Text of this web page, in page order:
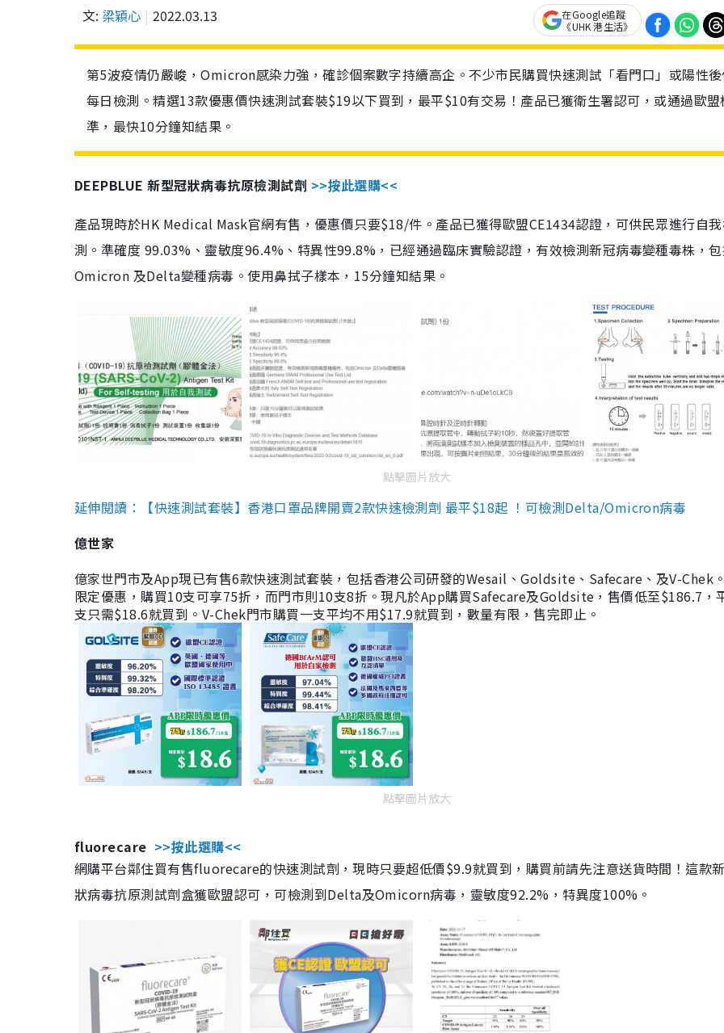
文: 梁穎心 2022.03.13
在Google追蹤
《UHK 港生活》
第5波疫情仍嚴峻，Omicron感染力強，確診個案數字持續高企。不少市民購買快速測試「看門口」或陽性
每日檢測。精選13款優惠價快速測試套裝$19以下買到，最平$10有交易！產品已獲衛生署認可，或通過歐盟
準，最快10分鐘知結果。
DEEPBLUE 新型冠狀病毒抗原檢測試劑 >>按此選購<<
產品現時於HK Medical Mask官網有售，優惠價只要$18/件。產品已獲得歐盟CE1434認證，可供民眾進行自
測。準確度 99.03%、靈敏度96.4%、特異性99.8%，已經通過臨床實驗認證，有效檢測新冠病毒變種毒株，
Omicron 及Delta變種病毒。使用鼻拭子樣本，15分鐘知結果。
點擊圖片放大
延伸閱讀：【快速測試套裝】香港口罩品牌開賣2款快速檢測劑 最平$18起 ！可檢測Delta/Omicron病毒
億世家
億家世門市及App現已有售6款快速測試套裝，包括香港公司研發的Wesail、Goldsite、Safecare、及V-Chek
限定優惠，購買10支可享75折，而門市則10支8折。現凡於App購買Safecare及Goldsite，售價低至$186.7，
支只需$18.6就買到。V-Chek門市購買一支平均不用$17.9就買到，數量有限，售完即止。
點擊圖片放大
fluorecare >>按此選購<<
網購平台鄰住買有售fluorecare的快速測試劑，現時只要超低價$9.9就買到，購買前請先注意送貨時間！這款
狀病毒抗原測試劑盒獲歐盟認可，可檢測到Delta及Omicorn病毒，靈敏度92.2%，特異度100%。